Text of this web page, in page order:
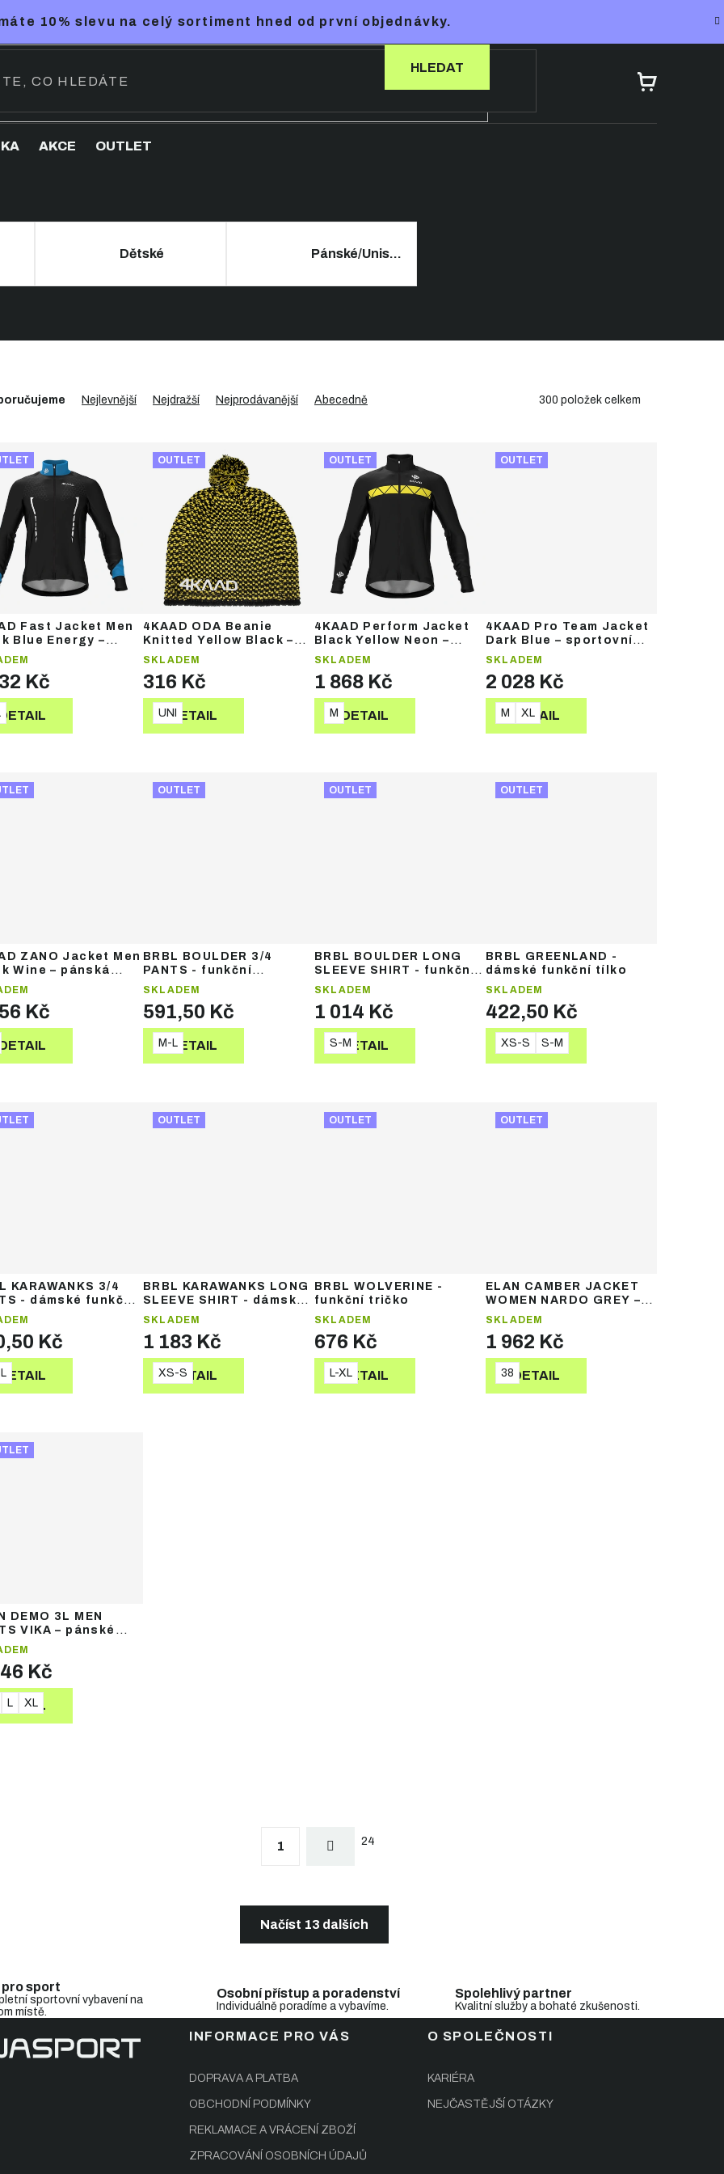
10% slevu na celý sortiment hned od první objednávky.
HLEDAT
NÁKUPNÍ
AKCE OUTLET
Dětské Pánské/Unisex
Nejlevnější Nejdražší Nejprodávanější Abecedně 300 položek celkem
Fast Jacket Men
Blue Energy –
sportovní bunda
Kč
OUTLET
4KAAD ODA Beanie
Knitted Yellow Black –
zimní čepice
SKLADEM
316 Kč
DETAIL
UNI
OUTLET
4KAAD Perform Jacket
Black Yellow Neon –
sportovní bunda
SKLADEM
1 868 Kč
DETAIL
M
OUTLET
4KAAD Pro Team Jacket
Dark Blue – sportovní
bunda
SKLADEM
2 028 Kč
DETAIL
M XL
ZANO Jacket Men
Wine – pánská
bunda
Kč
DETAIL
OUTLET
BRBL BOULDER 3/4
PANTS - funkční
termoprádlo
SKLADEM
591,50 Kč
DETAIL
M-L
OUTLET
BRBL BOULDER LONG
SLEEVE SHIRT - funkční
termoprádlo
SKLADEM
1 014 Kč
DETAIL
S-M
OUTLET
BRBL GREENLAND -
dámské funkční tílko
SKLADEM
422,50 Kč
DETAIL
XS-S S-M
KARAWANKS 3/4
- dámské funkční
Kč
OUTLET
BRBL KARAWANKS LONG
SLEEVE SHIRT - dámské
funkční termoprádlo
SKLADEM
1 183 Kč
DETAIL
XS-S
OUTLET
BRBL WOLVERINE -
funkční tričko
SKLADEM
676 Kč
DETAIL
L-XL
OUTLET
ELAN CAMBER JACKET
WOMEN NARDO GREY –
dámská lyžařská bunda
SKLADEM
1 962 Kč
DETAIL
38
DEMO 3L MEN
VIKA – pánské
kalhoty
Kč
DETAIL
L XL
v
l
í
p
r
p
i
s
Načíst 13 dalších
v
á
1 24
pro sport
sportovní vybavení na
místě.
Osobní přístup a poradenství
Individuálně poradíme a vybavíme.
Spolehlivý partner
Kvalitní služby a bohaté zkušenosti.
INFORMACE PRO VÁS
DOPRAVA A PLATBA
OBCHODNÍ PODMÍNKY
REKLAMACE A VRÁCENÍ ZBOŽÍ
ZPRACOVÁNÍ OSOBNÍCH ÚDAJŮ
O SPOLEČNOSTI
KARIÉRA
NEJČASTĚJŠÍ OTÁZKY